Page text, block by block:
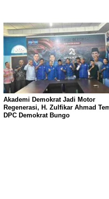
Akademi Demokrat Jadi Motor
Regenerasi, H. Zulfikar Ahmad
DPC Demokrat Bungo